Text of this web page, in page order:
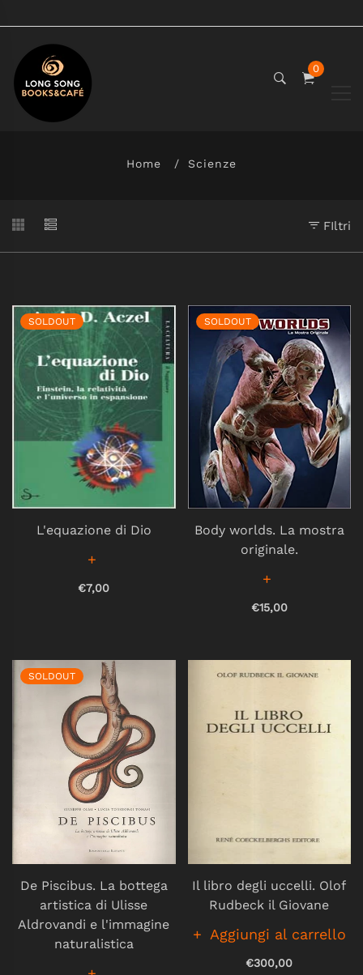
0
Home Scienze
FIltri
SOLDOUT
L'equazione di Dio
€7,00
SOLDOUT
Body worlds. La mostra
originale.
€15,00
SOLDOUT
De Piscibus. La bottega
artistica di Ulisse
Aldrovandi e l'immagine
naturalistica
Il libro degli uccelli. Olof
Rudbeck il Giovane
Aggiungi al carrello
€300,00